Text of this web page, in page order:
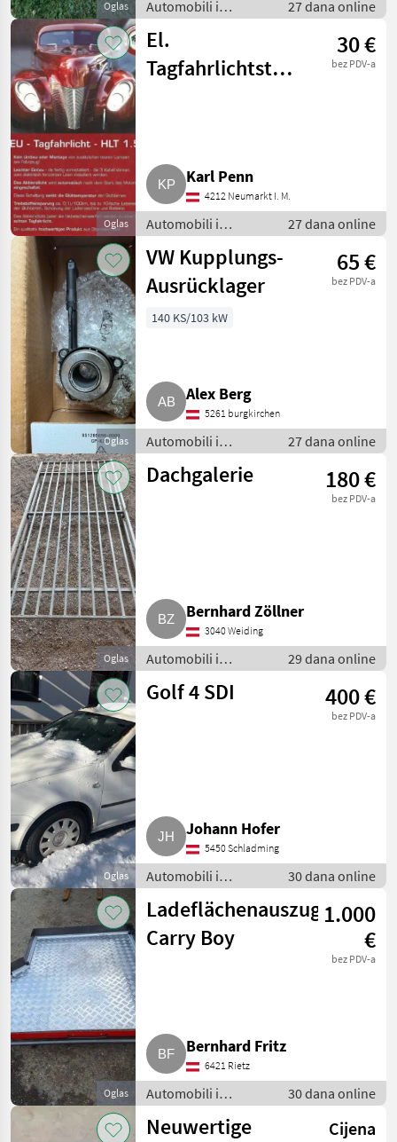
Oglas
Automobili i
motocikli / Dijelovi
za automobile
27 dana online
Oglas
El.
Tagfahrlichtsteuermodul
30 €
bez PDV-a
Karl Penn
4212 Neumarkt I. M.
Automobili i
motocikli / Dijelovi
za automobile
27 dana online
Oglas
VW Kupplungs-
Ausrücklager
65 €
bez PDV-a
140 KS/103 kW
Alex Berg
5261 burgkirchen
Automobili i
motocikli / Dijelovi
za automobile
27 dana online
Oglas
Dachgalerie 180 €
bez PDV-a
Bernhard Zöllner
3040 Weiding
Automobili i
motocikli / Dijelovi
za automobile
29 dana online
Oglas
Golf 4 SDI 400 €
bez PDV-a
Johann Hofer
5450 Schladming
Automobili i
motocikli / Dijelovi
za automobile
30 dana online
Oglas
Ladeflächenauszug
Carry Boy
1.000
€
bez PDV-a
Bernhard Fritz
6421 Rietz
Automobili i
motocikli / Dijelovi
za automobile
30 dana online
Neuwertige
Cijena